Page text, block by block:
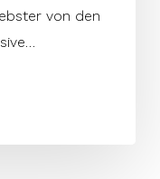
von den